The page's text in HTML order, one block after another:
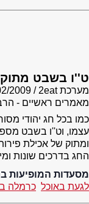
ט''ו בשבט מתוק
מערכת 2eat
2009
מאמרים ראשיים -
כמו בכל חג יהודי
עצמו, וט''ו בשבט
ומתוק של אכילת
החג בדרכים שונות
מסעדות המופיעות
לגעת באוכל כרמלה